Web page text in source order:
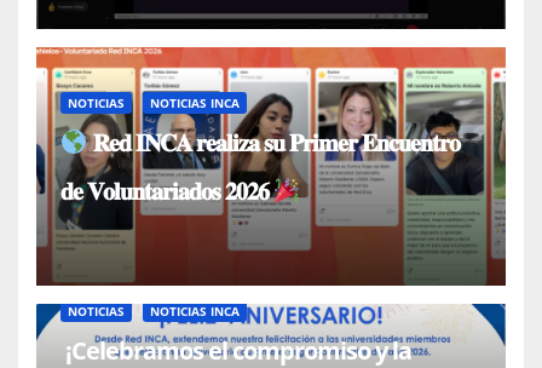
NOTICIAS NOTICIAS INCA
𝐑𝐞𝐝 𝐈𝐍𝐂𝐀 𝐫𝐞𝐚𝐥𝐢𝐳𝐚 𝐬𝐮 𝐏𝐫𝐢𝐦𝐞𝐫 𝐄𝐧𝐜𝐮𝐞𝐧𝐭𝐫𝐨
𝐝𝐞 𝐕𝐨𝐥𝐮𝐧𝐭𝐚𝐫𝐢𝐚𝐝𝐨𝐬 𝟐𝟎𝟐𝟔
NOTICIAS NOTICIAS INCA
¡Celebramos el compromiso y la